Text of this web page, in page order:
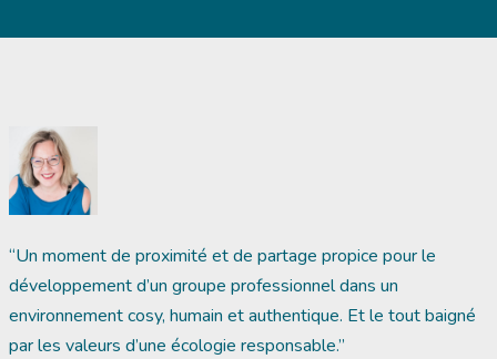
“Un moment de proximité et de partage propice pour le
développement d’un groupe professionnel dans un
environnement cosy, humain et authentique. Et le tout baigné
par les valeurs d’une écologie responsable.”